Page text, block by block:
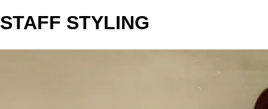
STAFF STYLING